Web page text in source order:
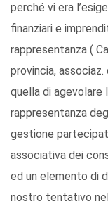
perché vi era
finanziari e
rappresentanza (
provincia, associaz.
quella di
rappresentanza
gestione
associativa dei
ed un elemento di
nostro tentativo